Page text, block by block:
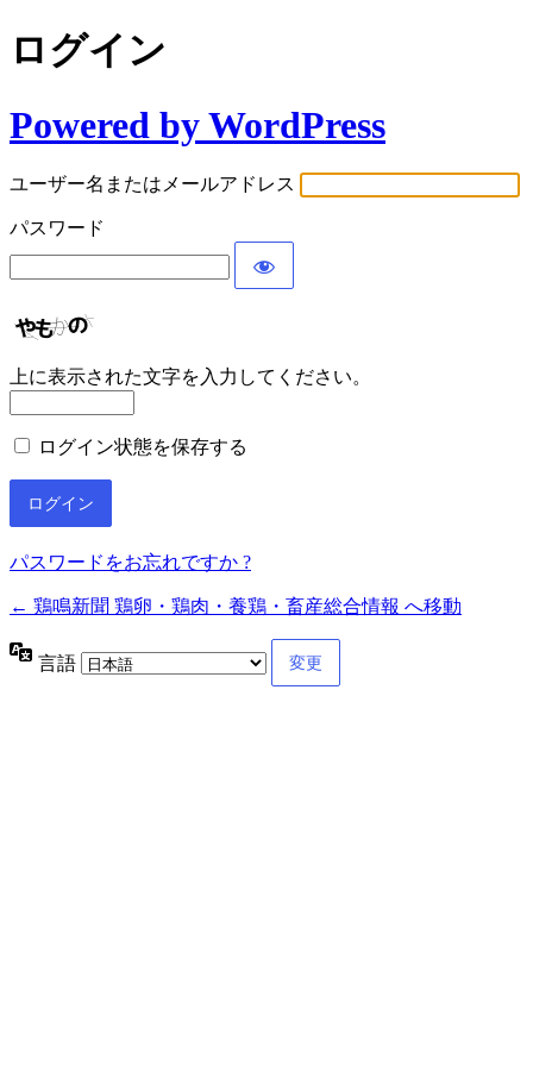
ログイン
Powered by WordPress
ユーザー名またはメールアドレス
パスワード
上に表示された文字を入力してください。
ログイン状態を保存する
パスワードをお忘れですか ?
← 鶏鳴新聞 鶏卵・鶏肉・養鶏・畜産総合情報 へ移動
言語